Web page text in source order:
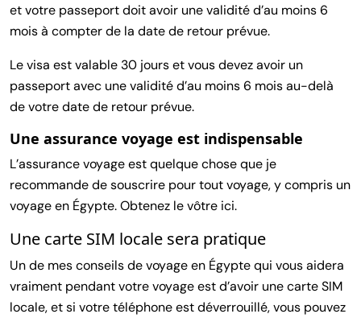
et votre passeport doit avoir une validité d’au moins 6
mois à compter de la date de retour prévue.
Le visa est valable 30 jours et vous devez avoir un
passeport avec une validité d’au moins 6 mois au-delà
de votre date de retour prévue.
Une assurance voyage est indispensable
L’assurance voyage est quelque chose que je
recommande de souscrire pour tout voyage, y compris un
voyage en Égypte. Obtenez le vôtre ici.
Une carte SIM locale sera pratique
Un de mes conseils de voyage en Égypte qui vous aidera
vraiment pendant votre voyage est d’avoir une carte SIM
locale, et si votre téléphone est déverrouillé, vous pouvez